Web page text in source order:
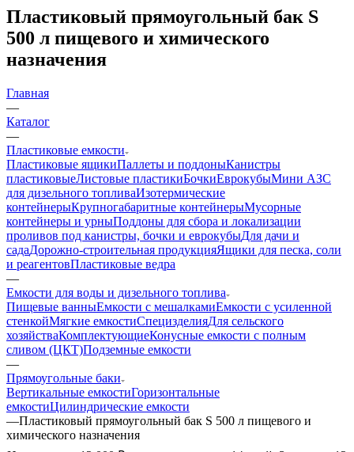
Пластиковый прямоугольный бак S
500 л пищевого и химического
назначения
Главная
—
Каталог
—
Пластиковые емкости
Пластиковые ящикиПаллеты и поддоныКанистры
пластиковыеЛистовые пластикиБочкиЕврокубыМини АЗС
для дизельного топливаИзотермические
контейнерыКрупногабаритные контейнерыМусорные
контейнеры и урныПоддоны для сбора и локализации
проливов под канистры, бочки и еврокубыДля дачи и
садаДорожно-строительная продукцияЯщики для песка, соли
и реагентовПластиковые ведра
—
Емкости для воды и дизельного топлива
Пищевые ванныЕмкости с мешалкамиЕмкости с усиленной
стенкойМягкие емкостиСпецизделияДля сельского
хозяйстваКомплектующиеКонусные емкости с полным
сливом (ЦКТ)Подземные емкости
—
Прямоугольные баки
Вертикальные емкостиГоризонтальные
емкостиЦилиндрические емкости
—Пластиковый прямоугольный бак S 500 л пищевого и
химического назначения